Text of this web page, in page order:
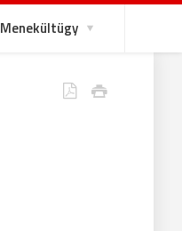
Menekültügy